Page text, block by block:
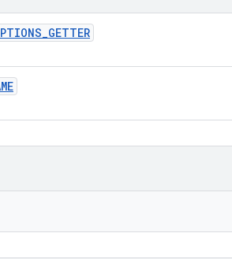
_GETTER